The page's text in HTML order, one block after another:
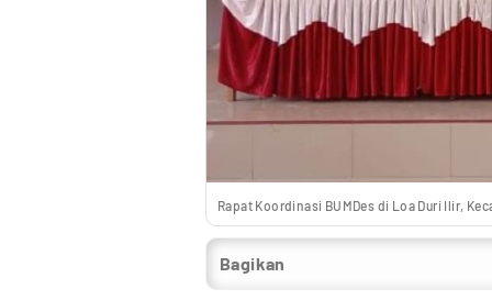
Rapat Koordinasi BUMDes di Loa Duri Ilir,
Bagikan